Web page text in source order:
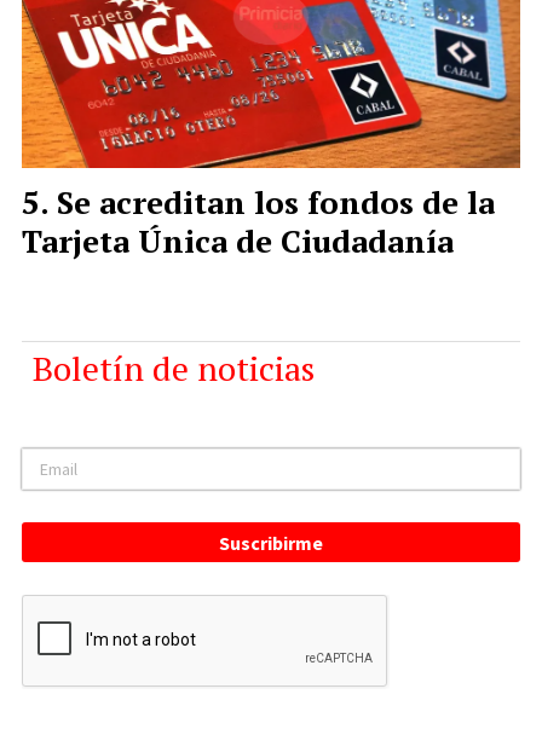
Se acreditan los fondos de la
Tarjeta Única de Ciudadanía
Boletín de noticias
Suscribirme